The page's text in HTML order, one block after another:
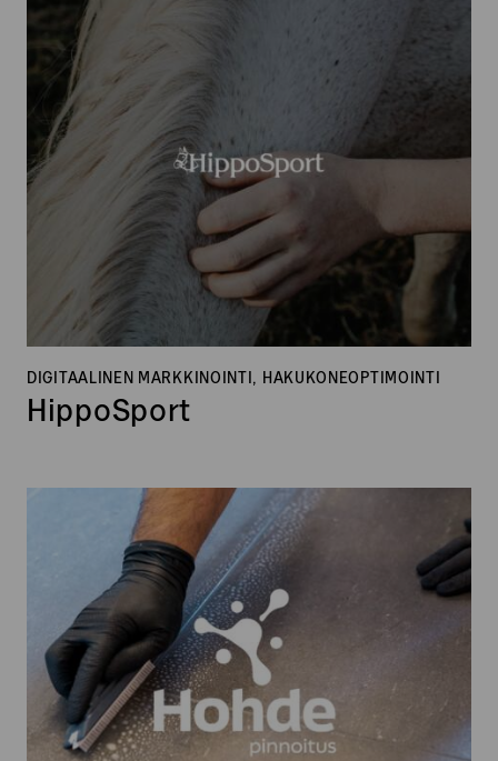
DIGITAALINEN MARKKINOINTI, HAKUKONEOPTIMOINTI
HippoSport
Hohdepinnoitus